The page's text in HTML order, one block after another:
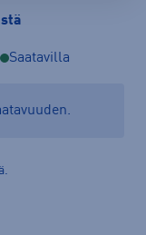
Saatavilla